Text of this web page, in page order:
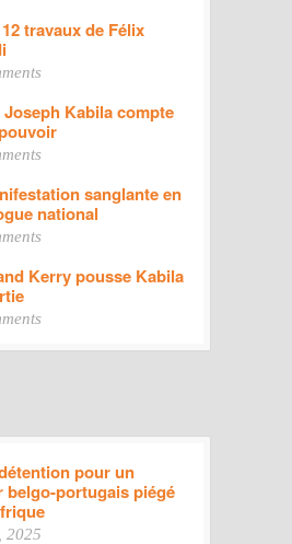
travaux de Félix
Kabila compte
sanglante en
national
Kerry pousse Kabila
pour un
belgo-portugais piégé
2025